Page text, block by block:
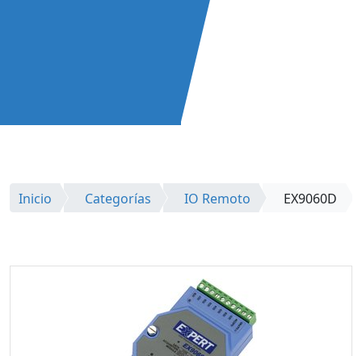
Inicio Categorías IO Remoto EX9060D